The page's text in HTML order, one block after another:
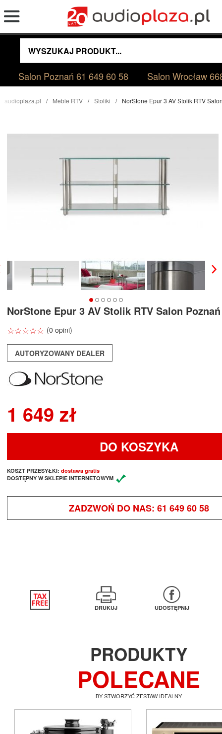
Salon Poznań61 649 60 58 Salon Wrocław
audioplaza.pl Meble RTV Stoliki NorStone Epur 3 AV Stolik RTV
NorStone Epur 3 AV Stolik RTV Salon
☆☆☆☆☆
★★★★★ (0 opini)
AUTORYZOWANY DEALER
1 649 zł
DO KOSZYKA
KOSZT PRZESYŁKI: dostawa gratis
DOSTĘPNY W SKLEPIE INTERNETOWYM
ZADZWOŃ DO NAS: 61 649 60 58
DRUKUJ UDOSTĘPNIJ
PRODUKTY
POLECANE
BY STWORZYĆ ZESTAW IDEALNY